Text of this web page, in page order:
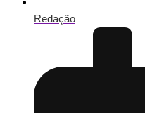
Redação